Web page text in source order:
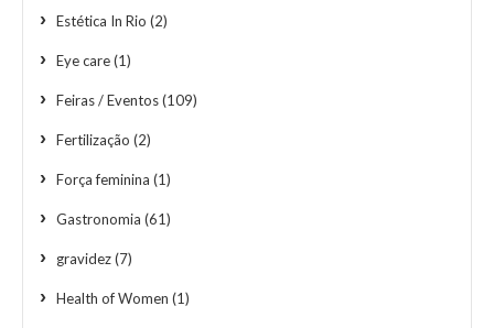
Estética In Rio (2)
Eye care(1)
Feiras / Eventos(109)
Fertilização (2)
Força feminina (1)
Gastronomia (61)
gravidez(7)
Health of Women (1)